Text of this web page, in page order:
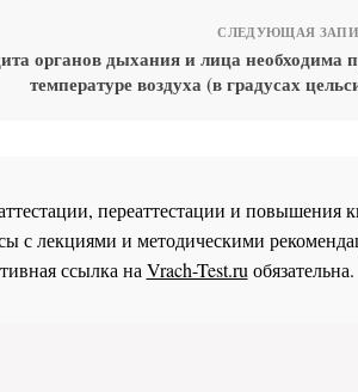
СЛЕДУЮЩАЯ
органов дыхания и лица необходима
температуре воздуха (в градусах
переаттестации и
с лекциями и методическими
ссылка на Vrach-Test.ru обязательна.